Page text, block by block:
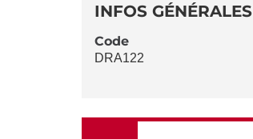
DE
LA
INFOS GÉNÉRALES
Code
DRA122